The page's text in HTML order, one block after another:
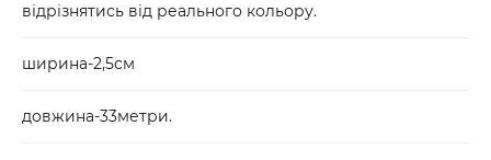
відрізнятись від реального кольору.
ширина-2,5см
довжина-33метри.